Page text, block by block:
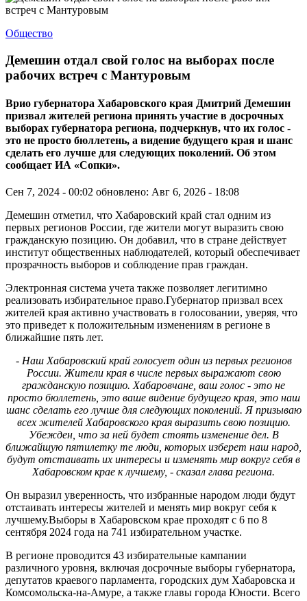
Общество
Демешин отдал свой голос на выборах после
рабочих встреч с Мантуровым
Врио губернатора Хабаровского края Дмитрий Демешин
призвал жителей региона принять участие в досрочных
выборах губернатора региона, подчеркнув, что их голос -
это не просто бюллетень, а видение будущего края и шанс
сделать его лучше для следующих поколений. Об этом
сообщает ИА «Сопки».
Сен 7, 2024 - 00:02 обновлено: Авг 6, 2026 - 18:08
Демешин отметил, что Хабаровский край стал одним из
первых регионов России, где жители могут выразить свою
гражданскую позицию. Он добавил, что в стране действует
институт общественных наблюдателей, который обеспечивает
прозрачность выборов и соблюдение прав граждан.
Электронная система учета также позволяет легитимно
реализовать избирательное право.Губернатор призвал всех
жителей края активно участвовать в голосовании, уверяя, что
это приведет к положительным изменениям в регионе в
ближайшие пять лет.
- Наш Хабаровский край голосует один из первых регионов
России. Жители края в числе первых выражают свою
гражданскую позицию. Хабаровчане, ваш голос - это не
просто бюллетень, это ваше видение будущего края, это наш
шанс сделать его лучше для следующих поколений. Я призываю
всех жителей Хабаровского края выразить свою позицию.
Убежден, что за ней будет стоять изменение дел. В
ближайшую пятилетку те люди, которых изберет наш народ,
будут отстаивать их интересы и изменять мир вокруг себя в
Хабаровском крае к лучшему, - сказал глава региона.
Он выразил уверенность, что избранные народом люди будут
отстаивать интересы жителей и менять мир вокруг себя к
лучшему.Выборы в Хабаровском крае проходят с 6 по 8
сентября 2024 года на 741 избирательном участке.
В регионе проводится 43 избирательные кампании
различного уровня, включая досрочные выборы губернатора,
депутатов краевого парламента, городских дум Хабаровска и
Комсомольска-на-Амуре, а также главы города Юности. Всего